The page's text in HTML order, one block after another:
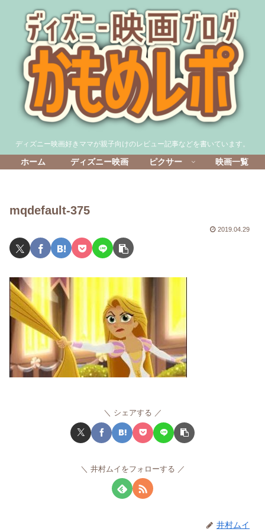
ディズニー映画好きママが親子向けのレビュー記事などを書いています。
ホーム ディズニー映画 ピクサー 映画一覧
mqdefault-375
2019.04.29
シェアする
井村ムイをフォローする
井村ムイ